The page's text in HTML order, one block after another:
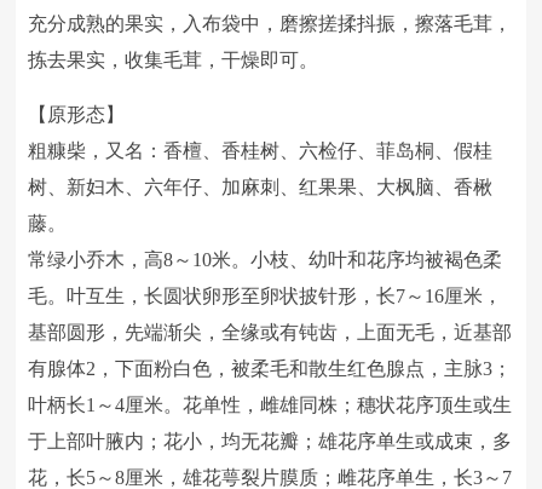
充分成熟的果实，入布袋中，磨擦搓揉抖振，擦落毛茸，
拣去果实，收集毛茸，干燥即可。
【原形态】
粗糠柴，又名：香檀、香桂树、六检仔、菲岛桐、假桂
树、新妇木、六年仔、加麻刺、红果果、大枫脑、香楸
藤。
常绿小乔木，高8～10米。小枝、幼叶和花序均被褐色柔
毛。叶互生，长圆状卵形至卵状披针形，长7～16厘米，
基部圆形，先端渐尖，全缘或有钝齿，上面无毛，近基部
有腺体2，下面粉白色，被柔毛和散生红色腺点，主脉3；
叶柄长1～4厘米。花单性，雌雄同株；穗状花序顶生或生
于上部叶腋内；花小，均无花瓣；雄花序单生或成束，多
花，长5～8厘米，雄花萼裂片膜质；雌花序单生，长3～7